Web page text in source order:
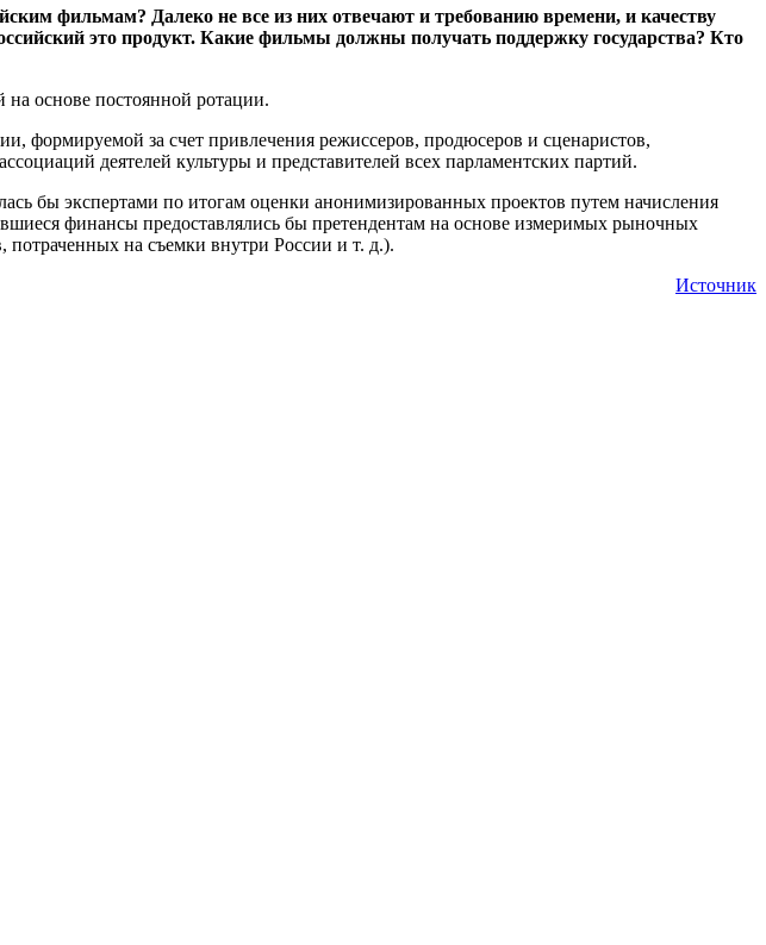
фильмам? Далеко не все из них отвечают и требованию времени, и качеству
это продукт. Какие фильмы должны получать поддержку государства? Кто
основе постоянной ротации.
формируемой за счет привлечения режиссеров, продюсеров и сценаристов,
деятелей культуры и представителей всех парламентских партий.
бы экспертами по итогам оценки анонимизированных проектов путем начисления
финансы предоставлялись бы претендентам на основе измеримых рыночных
потраченных на съемки внутри России и т. д.).
Источник